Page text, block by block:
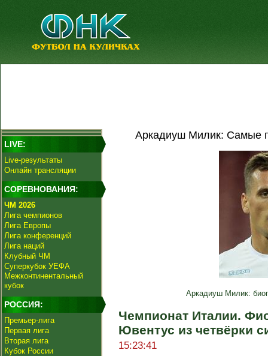
LIVE:
Live-результаты
Онлайн трансляции
СОРЕВНОВАНИЯ:
ЧМ 2026
Лига чемпионов
Лига Европы
Лига конференций
Лига наций
Клубный ЧМ
Суперкубок УЕФА
Межконтинентальный
кубок
РОССИЯ:
Премьер-лига
Первая лига
Вторая лига
Кубок России
Аркадиуш Милик: Самые
Аркадиуш Милик:
Чемпионат Италии.
Ювентус из четвёрки
15:23:41